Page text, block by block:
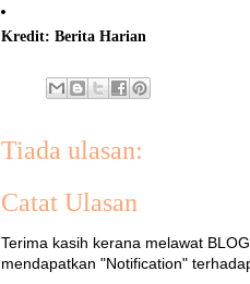
Kredit: Berita Harian
Tiada ulasan:
Catat Ulasan
Terima kasih kerana melawat
mendapatkan "Notification"